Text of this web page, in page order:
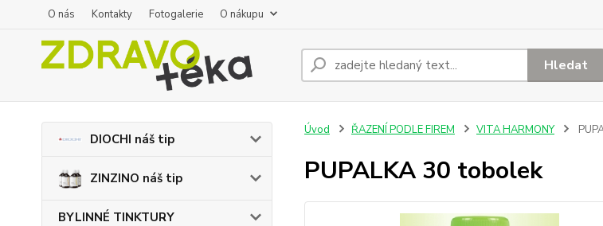
O nás Kontakty Fotogalerie O nákupu
Hledat
DIOCHI náš tip
ZINZINO náš tip
BYLINNÉ TINKTURY
Úvod ŘAZENÍ PODLE FIREM VITA HARMONY
PUPALKA 30 tobolek